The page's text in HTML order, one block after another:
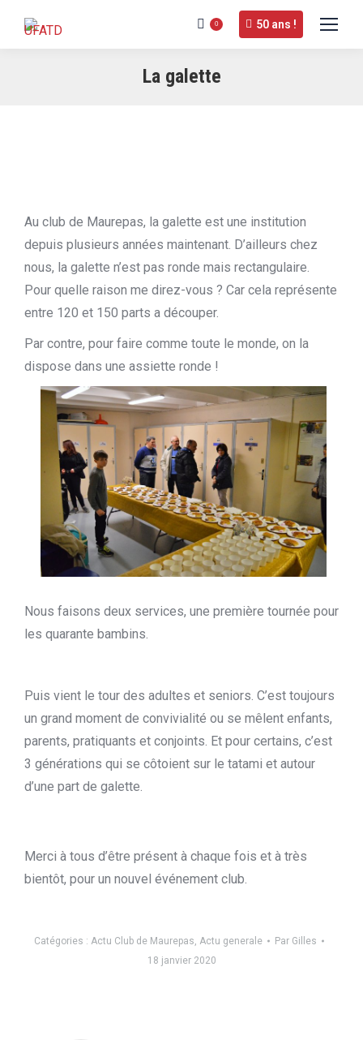
0 50 ans !
La galette
Au club de Maurepas, la galette est une institution
depuis plusieurs années maintenant. D’ailleurs chez
nous, la galette n’est pas ronde mais rectangulaire.
Pour quelle raison me direz-vous ? Car cela représente
entre 120 et 150 parts a découper.
Par contre, pour faire comme toute le monde, on la
dispose dans une assiette ronde !
Nous faisons deux services, une première tournée pour
les quarante bambins.
Puis vient le tour des adultes et seniors. C’est toujours
un grand moment de convivialité ou se mêlent enfants,
parents, pratiquants et conjoints. Et pour certains, c’est
3 générations qui se côtoient sur le tatami et autour
d’une part de galette.
Merci à tous d’être présent à chaque fois et à très
bientôt, pour un nouvel événement club.
Catégories : Actu Club de Maurepas, Actu generale Par Gilles
18 janvier 2020